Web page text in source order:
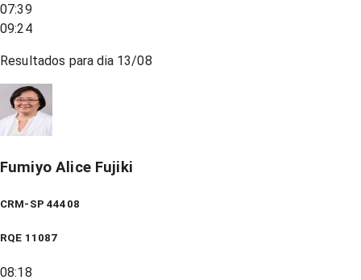
07:39
09:24
Resultados para dia 13/08
Fumiyo Alice Fujiki
CRM-SP 44408
RQE 11087
08:18